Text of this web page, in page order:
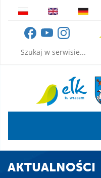
AKTUALNOŚCI